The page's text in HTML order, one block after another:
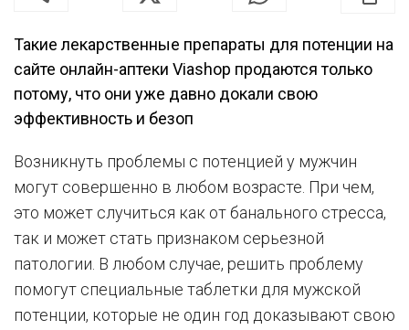
Такие лекарственные препараты для потенции на
сайте онлайн-аптеки Viashop продаются только
потому, что они уже давно докали свою
эффективность и безоп
Возникнуть проблемы с потенцией у мужчин
могут совершенно в любом возрасте. При чем,
это может случиться как от банального стресса,
так и может стать признаком серьезной
патологии. В любом случае, решить проблему
помогут специальные таблетки для мужской
потенции, которые не один год доказывают свою